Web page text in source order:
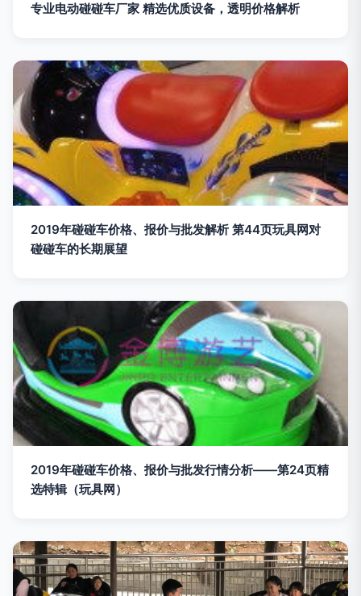
专业电动碰碰车厂家 精选优质设备，透明价格解析
2019年碰碰车价格、报价与批发解析 第44页玩具网对
碰碰车的长期展望
2019年碰碰车价格、报价与批发行情分析——第24页精
选特辑（玩具网）